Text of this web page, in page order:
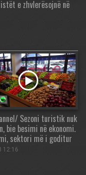
e zhvlerësojnë në
Sezoni turistik nuk
bie besimi në ekonomi.
sektori më i goditur
12:16